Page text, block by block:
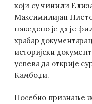
који су чинили
Максимилијан
наведено је да је
храбар
историјски
успева да открије
Камбоџи.
Посебно признање